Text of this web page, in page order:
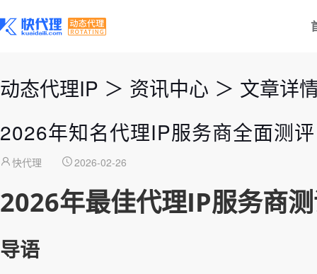
动态代理IP ＞ 资讯中心 ＞ 文章详
2026年知名代理IP服务商全面测
快代理 2026-02-26
2026年最佳代理IP服务商
导语